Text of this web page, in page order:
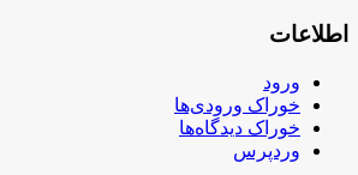
اطلاعات
ورود
خوراک ورودی‌ها
خوراک دیدگاه‌ها
وردپرس